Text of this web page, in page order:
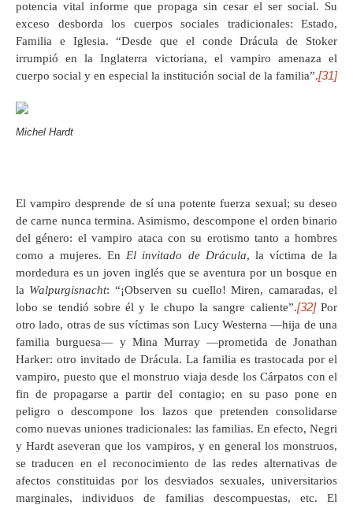
potencia vital informe que propaga sin cesar el ser social. Su
exceso desborda los cuerpos sociales tradicionales: Estado,
Familia e Iglesia. “Desde que el conde Drácula de Stoker
irrumpió en la Inglaterra victoriana, el vampiro amenaza el
cuerpo social y en especial la institución social de la familia”.[31]
Michel Hardt
El vampiro desprende de sí una potente fuerza sexual; su deseo
de carne nunca termina. Asimismo, descompone el orden binario
del género: el vampiro ataca con su erotismo tanto a hombres
como a mujeres. En El invitado de Drácula, la víctima de la
mordedura es un joven inglés que se aventura por un bosque en
la Walpurgisnacht: “¡Observen su cuello! Miren, camaradas, el
lobo se tendió sobre él y le chupo la sangre caliente”.[32]Por
otro lado, otras de sus víctimas son Lucy Westerna —hija de una
familia burguesa— y Mina Murray —prometida de Jonathan
Harker: otro invitado de Drácula. La familia es trastocada por el
vampiro, puesto que el monstruo viaja desde los Cárpatos con el
fin de propagarse a partir del contagio; en su paso pone en
peligro o descompone los lazos que pretenden consolidarse
como nuevas uniones tradicionales: las familias. En efecto, Negri
y Hardt aseveran que los vampiros, y en general los monstruos,
se traducen en el reconocimiento de las redes alternativas de
afectos constituidas por los desviados sexuales, universitarios
marginales, individuos de familias descompuestas, etc. El